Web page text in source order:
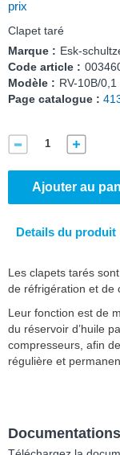
prix
Clapet taré
Marque : Esk-
Code article :
Modèle : RV-10B/0,1
Page catalogue :
Ajouter au
Details du produit
Les clapets tarés
de réfrigération et de
Leur fonction est de
du réservoir d’huile
compresseurs, afin
régulière et
Documentations